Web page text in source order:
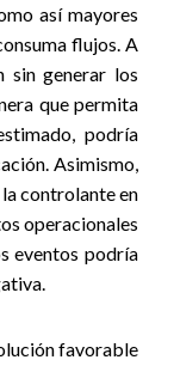
así mayores
flujos. A
sin generar los
que permita
podría
Asimismo,
controlante en
operacionales
eventos podría
favorable